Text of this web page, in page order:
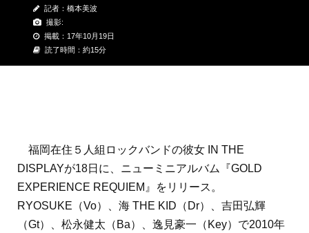
記者：橋本美波
撮影:
掲載：17年10月19日
読了時間：約15分
福岡在住５人組ロックバンドの彼女 IN THE
DISPLAYが18日に、ニューミニアルバム『GOLD
EXPERIENCE REQUIEM』をリリース。
RYOSUKE（Vo）、海 THE KID（Dr）、吉田弘輝
（Gt）、松永健太（Ba）、逸見豪一（Key）で2010年